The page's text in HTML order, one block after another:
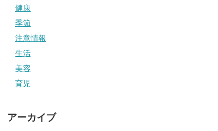
健康
季節
注意情報
生活
美容
育児
アーカイブ